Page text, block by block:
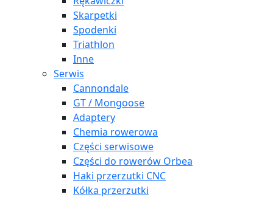
Skarpetki
Spodenki
Triathlon
Inne
Serwis
Cannondale
GT / Mongoose
Adaptery
Chemia rowerowa
Części serwisowe
Części do rowerów Orbea
Haki przerzutki CNC
Kółka przerzutki